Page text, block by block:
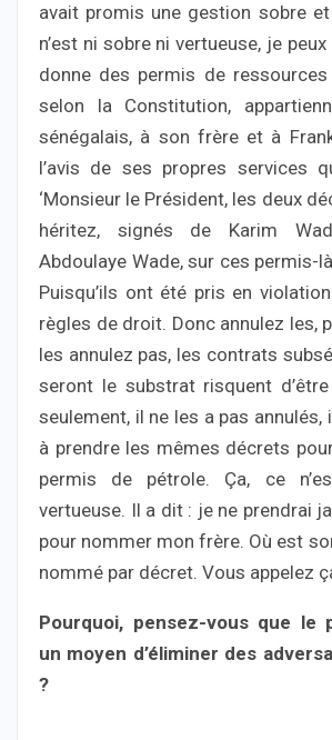
avait promis une gestion sobre et
n’est ni sobre ni vertueuse, je
donne des permis de
selon la Constitution,
sénégalais, à son frère et à
l’avis de ses propres services
‘Monsieur le Président, les deux
héritez, signés de Karim
Abdoulaye Wade, sur ces permis-
Puisqu’ils ont été pris en
règles de droit. Donc annulez les,
les annulez pas, les contrats
seront le substrat risquent
seulement, il ne les a pas annulés,
à prendre les mêmes décrets
permis de pétrole. Ça, ce
vertueuse. Il a dit : je ne prendrai
pour nommer mon frère. Où est
nommé par décret. Vous appelez
Pourquoi, pensez-vous que le
un moyen d’éliminer des
?